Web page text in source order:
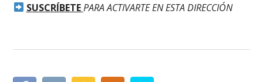
SUSCRÍBETEPARA ACTIVARTE EN ESTA DIRECCIÓN